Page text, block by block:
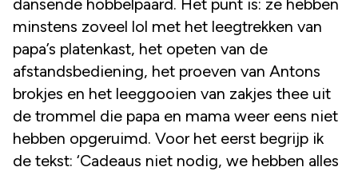
minstens zoveel lol met het leegtrekken van
papa’s platenkast, het opeten van de
afstandsbediening, het proeven van Antons
brokjes en het leeggooien van zakjes thee uit
de trommel die papa en mama weer eens niet
hebben opgeruimd. Voor het eerst begrijp ik
de tekst: ‘Cadeaus niet nodig, we hebben alles